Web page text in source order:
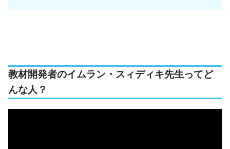
教材開発者のイムラン・スィディキ先生ってど
んな人？